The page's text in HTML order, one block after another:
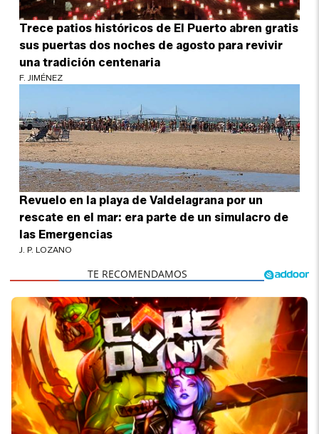
Trece patios históricos de El Puerto abren gratis
sus puertas dos noches de agosto para revivir
una tradición centenaria
F. JIMÉNEZ
Revuelo en la playa de Valdelagrana por un
rescate en el mar: era parte de un simulacro de
las Emergencias
J. P. LOZANO